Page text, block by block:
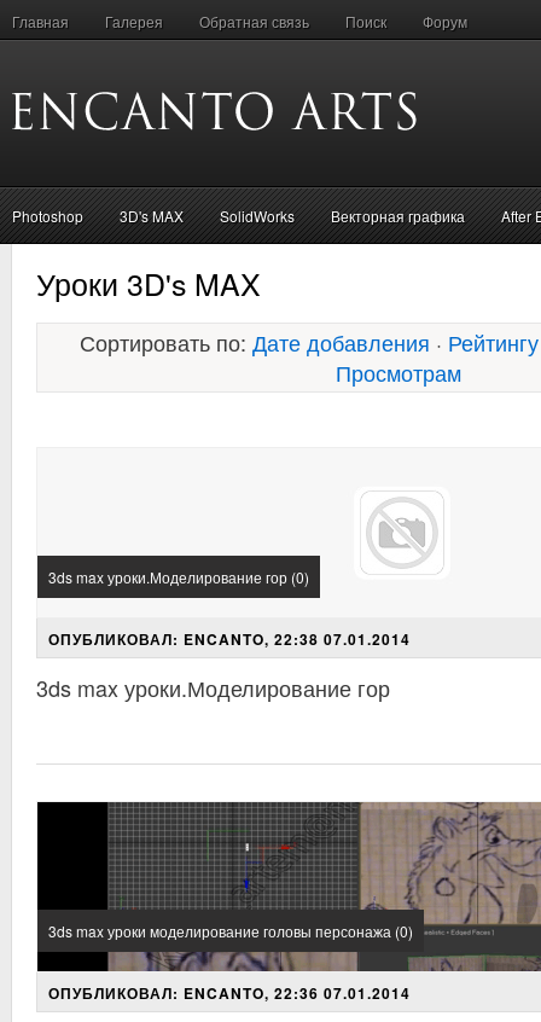
Главная Галерея Обратная связь Поиск Форум
Photoshop 3D's MAX SolidWorks Векторная графика After
Уроки 3D's MAX
Сортировать по: Дате добавления · Рейтингу
Просмотрам
3ds max уроки.Моделирование гор (0)
ОПУБЛИКОВАЛ: ENCANTO, 22:38 07.01.2014
3ds max уроки.Моделирование гор
3ds max уроки моделирование головы персонажа (0)
ОПУБЛИКОВАЛ: ENCANTO, 22:36 07.01.2014